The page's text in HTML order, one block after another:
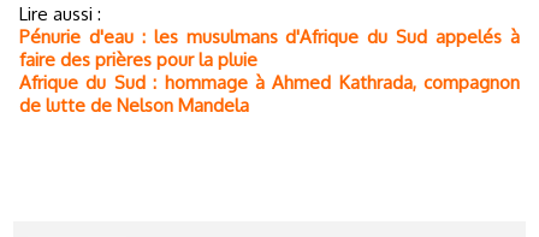
Lire aussi :
Pénurie d'eau : les musulmans d'Afrique du Sud appelés à
faire des prières pour la pluie
Afrique du Sud : hommage à Ahmed Kathrada, compagnon
de lutte de Nelson Mandela